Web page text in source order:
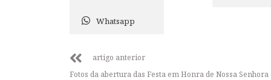
Whatsapp
artigo anterior
Fotos da abertura das Festa em Honra de Nossa Senhora